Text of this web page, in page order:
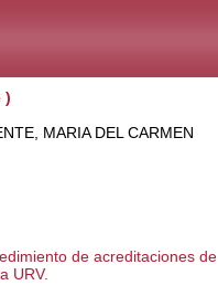
)
MARIA DEL CARMEN
de acreditaciones de
URV.